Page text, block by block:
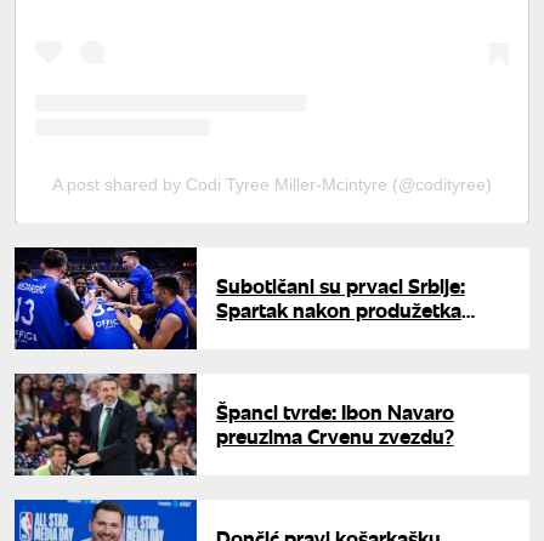
A post shared by Codi Tyree Miller-Mcintyre (@codityree)
Subotičani su prvaci Srbije:
Spartak nakon produžetka
Španci tvrde: Ibon Navaro
preuzima Crvenu zvezdu?